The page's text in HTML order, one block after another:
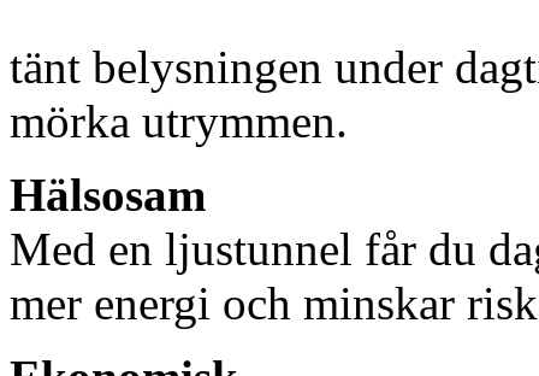
tänt belysningen under
mörka utrymmen.
Hälsosam
Med en ljustunnel får du
mer energi och minskar